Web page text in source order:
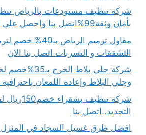
شركة تنظيف مستودعات بالرياض
بأمان وثقة99%اتصل بنا واحصل على 33%خصم فوري
مقاول ترميم الرياض
التشققات و التسربات اتصل بنا الان
شركة جلي بلاط
وجلي البلاط وإعادة اللمعان باحترافية
شركة تنظيف
التجديد..اتصل بنا
افضل طرق غسيل السجاد في المنزل